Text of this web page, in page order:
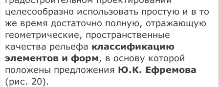
целесообразно использовать простую и в то
же время достаточно полную, отражающую
геометрические, пространственные
качества рельефа классификацию
элементов и форм, в основу которой
положены предложения Ю.К. Ефремова
(рис. 20).